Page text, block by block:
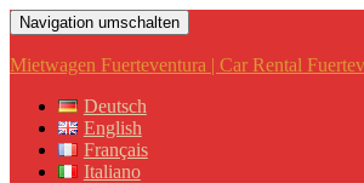
Navigation umschalten
Mietwagen Fuerteventura | Car Rental
Deutsch
English
Français
Italiano